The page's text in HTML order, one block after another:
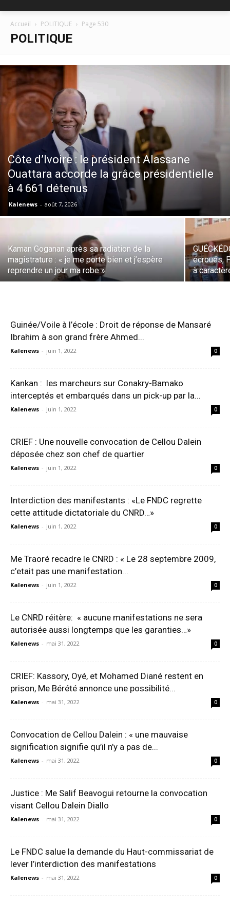
Accueil POLITIQUE Page 530
POLITIQUE
Côte d’Ivoire : le président Alassane
Ouattara accorde la grâce présidentielle
à 4 661 détenus
Kalenews - août 7, 2026
Kaman Goganan après sa radiation de la
magistrature : « je me porte bien et j’espère
reprendre un jour ma robe »
écroués,
à
Guinée/Voile à l’école : Droit de réponse de Mansaré
Ibrahim à son grand frère Ahmed...
Kalenews - juin 1, 2022 0
Kankan : les marcheurs sur Conakry-Bamako
interceptés et embarqués dans un pick-up par la...
Kalenews - juin 1, 2022 0
CRIEF : Une nouvelle convocation de Cellou Dalein
déposée chez son chef de quartier
Kalenews - juin 1, 2022 0
Interdiction des manifestants : «Le FNDC regrette
cette attitude dictatoriale du CNRD…»
Kalenews - juin 1, 2022 0
Me Traoré recadre le CNRD : « Le 28 septembre 2009,
c’etait pas une manifestation...
Kalenews - juin 1, 2022 0
Le CNRD réitère: « aucune manifestations ne sera
autorisée aussi longtemps que les garanties…»
Kalenews - mai 31, 2022 0
CRIEF: Kassory, Oyé, et Mohamed Diané restent en
prison, Me Bérété annonce une possibilité...
Kalenews - mai 31, 2022 0
Convocation de Cellou Dalein : « une mauvaise
signification signifie qu’il n’y a pas de...
Kalenews - mai 31, 2022 0
Justice : Me Salif Beavogui retourne la convocation
visant Cellou Dalein Diallo
Kalenews - mai 31, 2022 0
Le FNDC salue la demande du Haut-commissariat de
lever l’interdiction des manifestations
Kalenews - mai 31, 2022 0